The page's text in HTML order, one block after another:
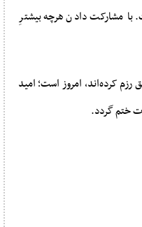
با مشارکت دادن هرچه بیشترِ
کرده‌اند، امروز است؛ امید
ختم گردد.